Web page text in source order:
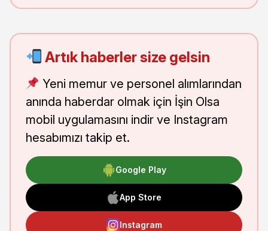
Artık haberler size gelsin
Yeni memur ve personel alımlarından
anında haberdar olmak için İşin Olsa
mobil uygulamasını indir ve Instagram
hesabımızı takip et.
Google Play
App Store
Instagram